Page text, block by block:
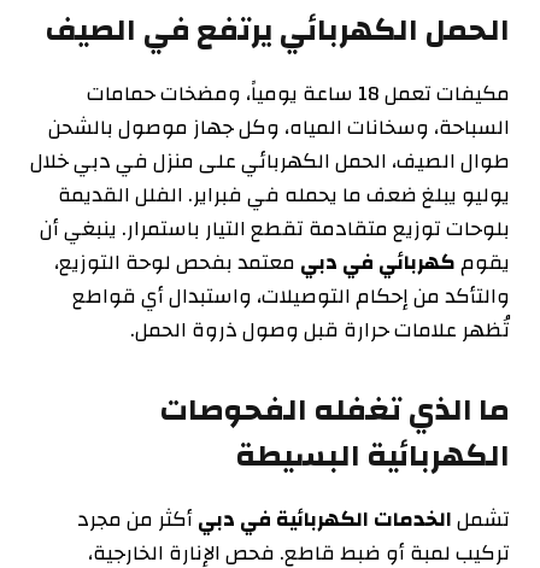
الحمل الكهربائي يرتفع في الصيف
مكيفات تعمل 18 ساعة يومياً، ومضخات حمامات
السباحة، وسخانات المياه، وكل جهاز موصول بالشحن
طوال الصيف، الحمل الكهربائي على منزل في دبي خلال
يوليو يبلغ ضعف ما يحمله في فبراير. الفلل القديمة
بلوحات توزيع متقادمة تقطع التيار باستمرار. ينبغي أن
يقومكهربائي في دبيمعتمد بفحص لوحة التوزيع،
والتأكد من إحكام التوصيلات، واستبدال أي قواطع
تُظهر علامات حرارة قبل وصول ذروة الحمل.
ما الذي تغفله الفحوصات
الكهربائية البسيطة
تشملالخدمات الكهربائية في دبيأكثر من مجرد
تركيب لمبة أو ضبط قاطع. فحص الإنارة الخارجية،